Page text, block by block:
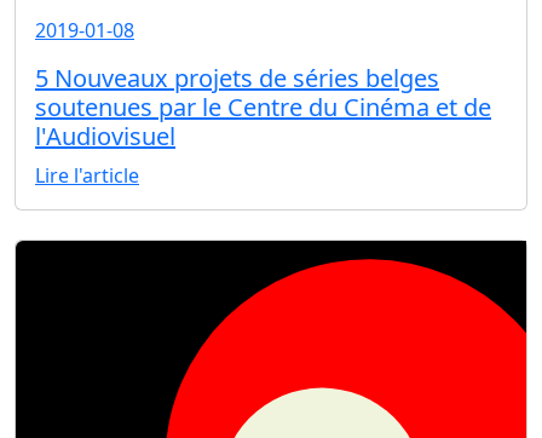
2019-01-08
5 Nouveaux projets de séries belges
soutenues par le Centre du Cinéma et de
l'Audiovisuel
Lire l'article